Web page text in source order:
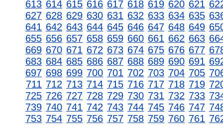
613 614 615 616 617 618 619 620 621
627 628 629 630 631 632 633 634 635
641 642 643 644 645 646 647 648 649
655 656 657 658 659 660 661 662 663
669 670 671 672 673 674 675 676 677
683 684 685 686 687 688 689 690 691
697 698 699 700 701 702 703 704 705
711 712 713 714 715 716 717 718 719
725 726 727 728 729 730 731 732 733
739 740 741 742 743 744 745 746 747
753 754 755 756 757 758 759 760 761